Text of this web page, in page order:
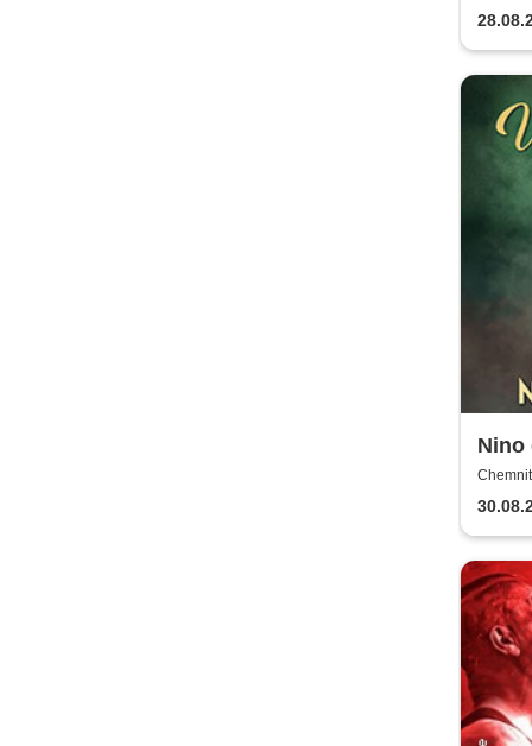
Nino